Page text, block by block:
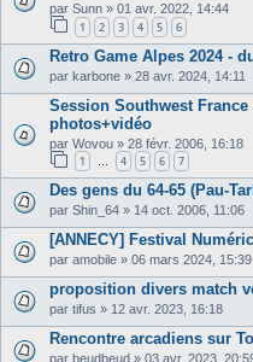
par Sunn » 01 avr. 2022, 14:44
1 2 3 4 5 6
Retro Game Alpes 2024 -
par karbone » 28 avr. 2024, 14:11
Session Southwest France
photos+vidéo
par Wovou » 28 févr. 2006, 16:18
1 4 5 6 7
Des gens du 64-65 (Pau-
par Shin_64 » 14 oct. 2006, 11:06
[ANNECY] Festival
par amobile » 06 mars 2024, 15:39
proposition divers match
par tifus » 12 avr. 2023, 16:18
Rencontre arcadiens sur
par beudbeud » 03 avr. 2023,